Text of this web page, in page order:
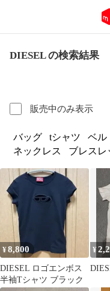
DIESEL の検索結果
販売中のみ表示
バッグ tシャツ ベル
ネックレス
ブレスレ
¥8,800
DIESEL ロゴエンボス
半袖Tシャツ ブラック
¥